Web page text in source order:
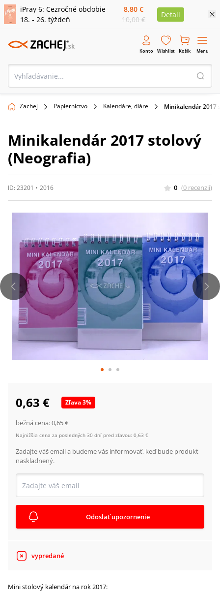
iPray 6: Cezročné obdobie
18. - 26. týždeň
8,80 €
10,00 €
Detail
Konto Wishlist Košík Menu
Zachej Papiernictvo Kalendáre, diáre Minikalendár 2017
Minikalendár 2017 stolový
(Neografia)
ID: 23201 • 2016 0 (0 recenzií)
0,63 € Zľava3%
bežná cena:0,65 €
Najnižšia cena za posledných 30 dní pred zľavou: 0,63 €
Zadajte váš email a budeme vás informovať, keď bude produkt
naskladnený.
Odoslať upozornenie
vypredané
Mini stolový kalendár na rok 2017: